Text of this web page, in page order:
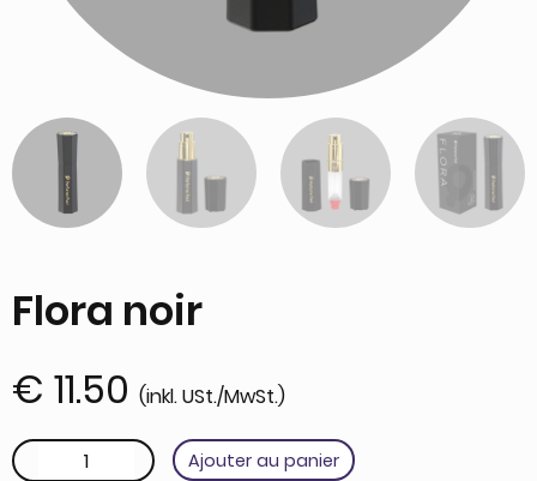
Flora noir
€ 11.50 (inkl. USt./MwSt.)
quantité de Flora noirAjouter au panier